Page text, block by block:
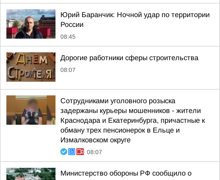
Юрий Баранчик: Ночной удар по территории
России
08:45
Дорогие работники сферы строительства
08:07
Сотрудниками уголовного розыска
задержаны курьеры мошенников - жители
Краснодара и Екатеринбурга, причастные к
обману трех пенсионерок в Ельце и
Измалковском округе
08:07
Министерство обороны РФ сообщило о